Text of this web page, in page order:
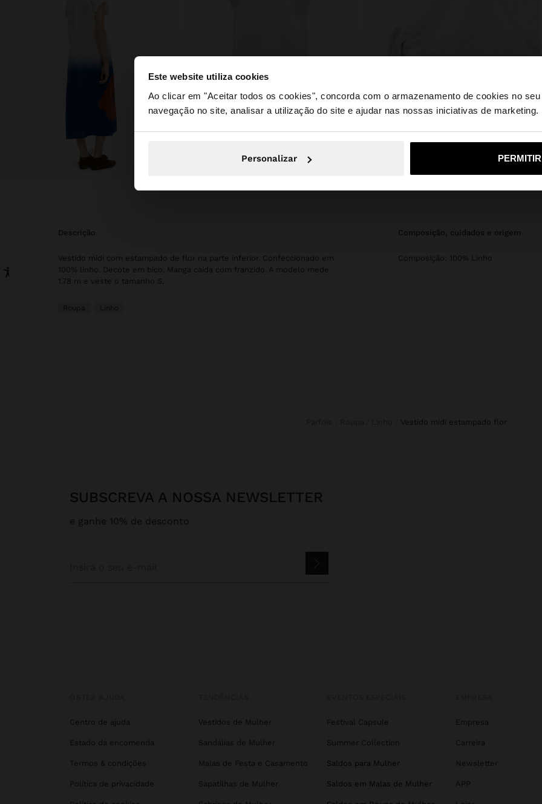
Este website utiliza cookies
Ao clicar em "Aceitar todos os cookies", concorda com o armazenamento de cookies no
navegação no site, analisar a utilização do site e ajudar nas nossas iniciativas de marketing.
Personalizar
olá
Está a aceder ao site a partir de Portugal. Deseja navegar no nosso site
Sim,
descrição
Vestido midi com estampado de flor na parte inferior. Confeccionado em
100% linho. Decote em bico. Manga caida com franzido. A modelo mede
1.78 m e veste o tamanho S.
Roupa
composição, cuidados e origem
Composição: 100% Linho
vestido midi estampado flor
SUBSCREVA A NOSSA NEWSLETTER
e ganhe 10% de desconto
Centro de ajuda
Estado da encomenda
Termos & condições
Política de privacidade
Vestidos de Mulher
Sandálias de Mulher
Malas de Festa e Casamento
Sapatilhas de Mulher
Festival Capsule
Summer Collection
Saldos para Mulher
Saldos em Malas de Mulher
Empresa
Carreira
Newsletter
APP